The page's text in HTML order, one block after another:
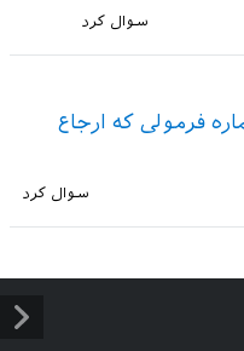
سوال کرد
فرمولی که ارجاع
سوال کرد